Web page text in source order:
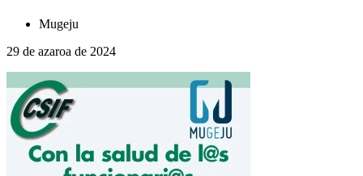
Mugeju
29 de azaroa de 2024